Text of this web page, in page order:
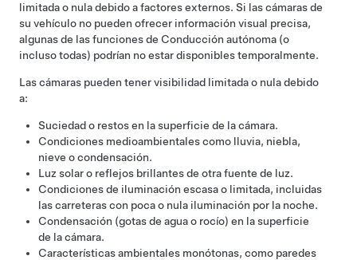
limitada o nula debido a factores externos. Si las cámaras de
su vehículo no pueden ofrecer información visual precisa,
algunas de las funciones de Conducción autónoma (o
incluso todas) podrían no estar disponibles temporalmente.
Las cámaras pueden tener visibilidad limitada o nula debido
a:
Suciedad o restos en la superficie de la cámara.
Condiciones medioambientales como lluvia, niebla,
nieve o condensación.
Luz solar o reflejos brillantes de otra fuente de luz.
Condiciones de iluminación escasa o limitada, incluidas
las carreteras con poca o nula iluminación por la noche.
Condensación (gotas de agua o rocío) en la superficie
de la cámara.
Características ambientales monótonas, como paredes